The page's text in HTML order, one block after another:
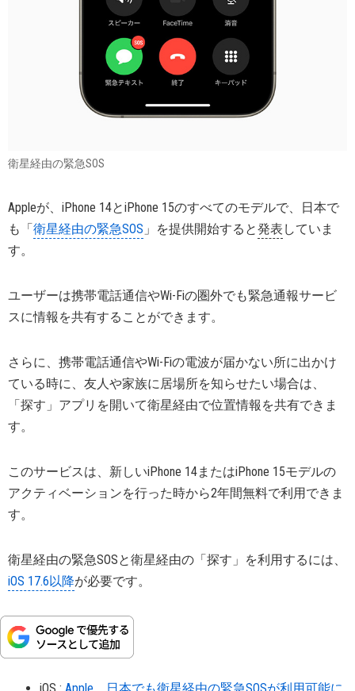
衛星経由の緊急SOS
Appleが、iPhone 14とiPhone 15のすべてのモデルで、日本で
も「 衛星経由の緊急SOS 」を提供開始すると発表 していま
す。
ユーザーは携帯電話通信やWi-Fiの圏外でも緊急通報サービ
スに情報を共有することができます。
さらに、携帯電話通信やWi-Fiの電波が届かない所に出かけ
ている時に、友人や家族に居場所を知らせたい場合は、
「探す」アプリを開いて衛星経由で位置情報を共有できま
す。
このサービスは、新しいiPhone 14またはiPhone 15モデルの
アクティベーションを行った時から2年間無料で利用できま
す。
衛星経由の緊急SOSと衛星経由の「探す」を利用するには、
iOS 17.6以降が必要です。